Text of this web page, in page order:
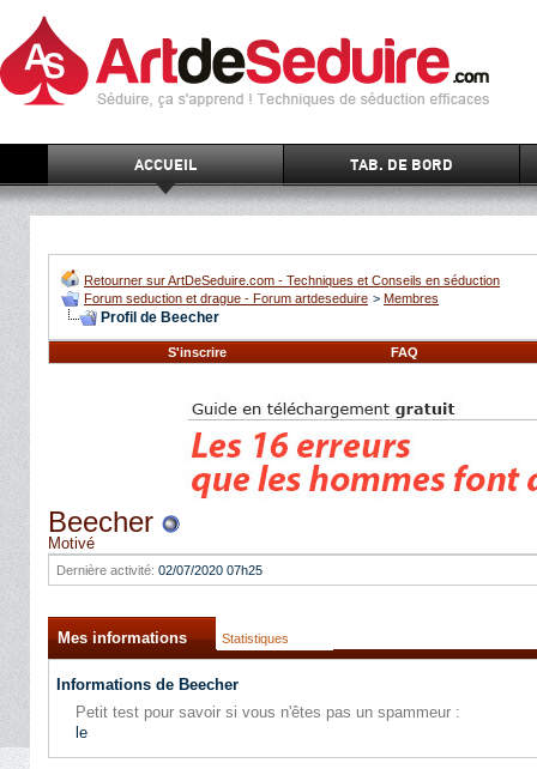
ACCUEIL TAB. DE BORD
Retourner sur ArtDeSeduire.com - Techniques et Conseils en séduction
Forum seduction et drague - Forum artdeseduire > Membres
Profil de Beecher
S'inscrire FAQ
Beecher
Motivé
Dernière activité: 02/07/2020 07h25
Mes informations Statistiques
Informations de Beecher
Petit test pour savoir si vous n'êtes pas un spammeur :
le